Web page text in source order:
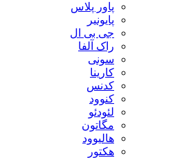
پاور پلاس
پایونیر
جی بی ال
راک آلفا
سونی
کارینا
کدنس
کنوود
لئودئو
مگاتون
هالیوود
هکتور